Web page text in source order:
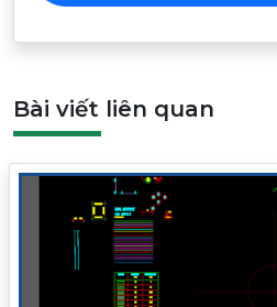
Bài viết liên quan